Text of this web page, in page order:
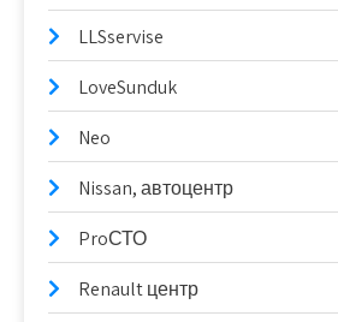
LLSservise
LoveSunduk
Neo
Nissan, автоцентр
ProСТО
Renault центр